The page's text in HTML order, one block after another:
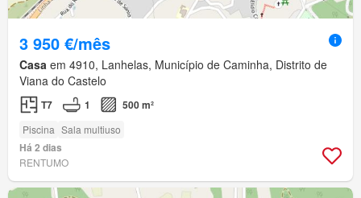
3 950 €/mês
Casa em 4910, Lanhelas, Município de Caminha, Distrito de
Viana do Castelo
T7 1 500 m²
Piscina Sala multiuso
Há 2 dias
RENTUMO